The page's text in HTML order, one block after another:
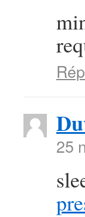
25